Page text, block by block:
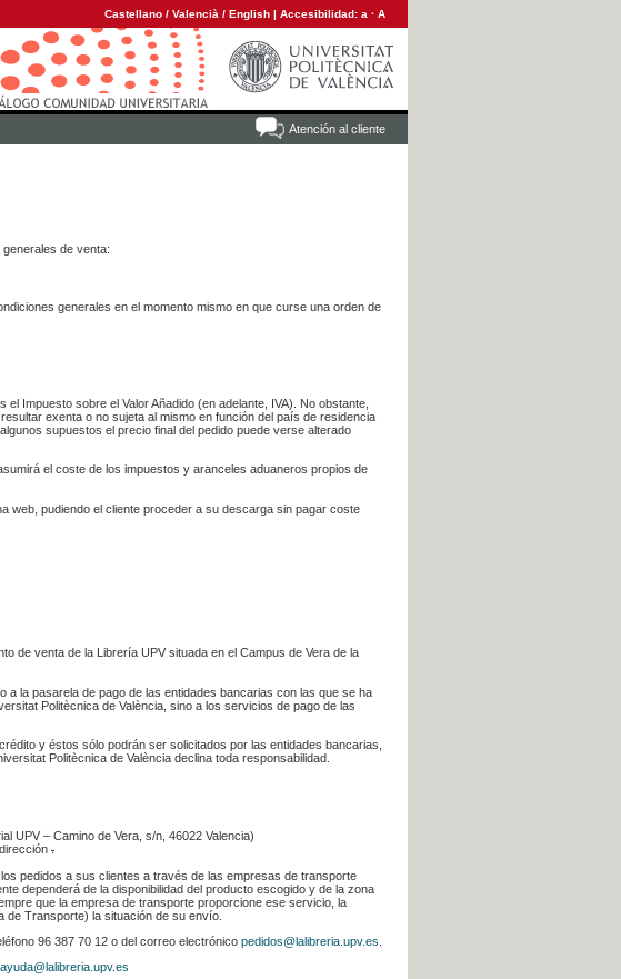
Castellano / Valencià / English | Accesibilidad: a · A
Atención al cliente
de venta:
generales en el momento mismo en que curse una orden de
Impuesto sobre el Valor Añadido (en adelante, IVA). No obstante,
exenta o no sujeta al mismo en función del país de residencia
supuestos el precio final del pedido puede verse alterado
el coste de los impuestos y aranceles aduaneros propios de
web, pudiendo el cliente proceder a su descarga sin pagar coste
de venta de la Librería UPV situada en el Campus de Vera de la
a la pasarela de pago de las entidades bancarias con las que se ha
Politècnica de València, sino a los servicios de pago de las
y éstos sólo podrán ser solicitados por las entidades bancarias,
Politècnica de València declina toda responsabilidad.
UPV – Camino de Vera, s/n, 46022 Valencia)
.
pedidos a sus clientes a través de las empresas de transporte
dependerá de la disponibilidad del producto escogido y de la zona
que la empresa de transporte proporcione ese servicio, la
de Transporte) la situación de su envío.
96 387 70 12 o del correo electrónico pedidos@lalibreria.upv.es
ayuda@lalibreria.upv.es